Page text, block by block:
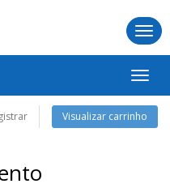
Visualizar carrinho